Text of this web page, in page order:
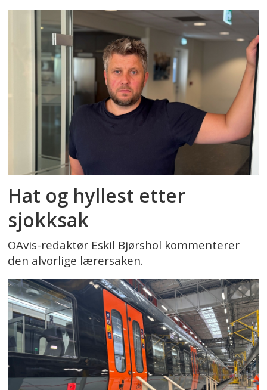
Hat og hyllest etter
sjokksak
OAvis-redaktør Eskil Bjørshol kommenterer
den alvorlige lærersaken.